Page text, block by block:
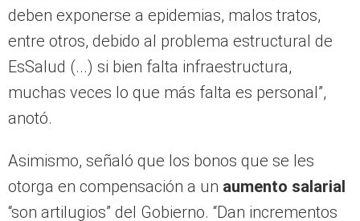
deben exponerse a epidemias, malos tratos,
entre otros, debido al problema estructural de
EsSalud (...) si bien falta infraestructura,
muchas veces lo que más falta es personal”,
anotó.
Asimismo, señaló que los bonos que se les
otorga en compensación a un aumento salarial
“son artilugios” del Gobierno. “Dan incrementos